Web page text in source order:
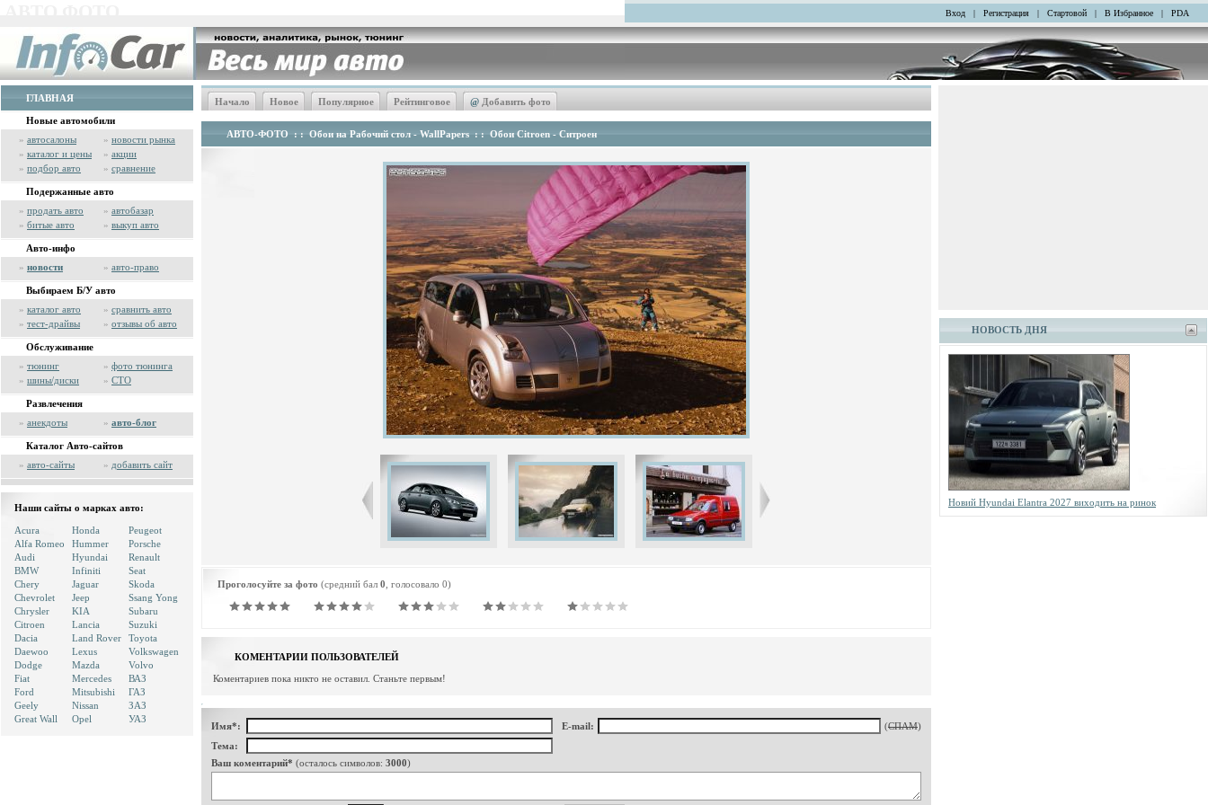
Вход | Регистрация | Стартовой | В Избранное | PDA
ГЛАВНАЯ
Новые автомобили
» автосалоны » новости рынка
» каталог и цены » акции
» подбор авто » сравнение
Подержанные авто
» продать авто » автобазар
» битые авто » выкуп авто
Авто-инфо
» новости » авто-право
Выбираем Б/У авто
» каталог авто » сравнить авто
» тест-драйвы » отзывы об авто
Обслуживание
» тюнинг » фото тюнинга
» шины/диски » СТО
Развлечения
» анекдоты » авто-блог
Каталог Авто-сайтов
» авто-сайты » добавить сайт
Наши сайты о марках авто:
Acura
Alfa Romeo
Audi
BMW
Chery
Chevrolet
Chrysler
Citroen
Dacia
Daewoo
Dodge
Fiat
Ford
Geely
Great Wall
Honda
Hummer
Hyundai
Infiniti
Jaguar
Jeep
KIA
Lancia
Land Rover
Lexus
Mazda
Mercedes
Mitsubishi
Nissan
Opel
Peugeot
Porsche
Renault
Seat
Skoda
Ssang Yong
Subaru
Suzuki
Toyota
Volkswagen
Volvo
ВАЗ
ГАЗ
ЗАЗ
УАЗ
Начало Новое Популярное Рейтинговое @ Добавить фото
АВТО-ФОТО : : Обои на Рабочий стол - WallPapers : : Обои Citroen - Ситроен
Проголосуйте за фото (средний бал 0 , голосовало 0)
КОМЕНТАРИИ ПОЛЬЗОВАТЕЛЕЙ
Коментариев пока никто не оставил. Станьте первым!
Имя*: E-mail: (СПАМ)
Тема:
Ваш коментарий* (осталось символов: 3000)
НОВОСТЬ ДНЯ
Новий Hyundai Elantra 2027 виходить на ринок